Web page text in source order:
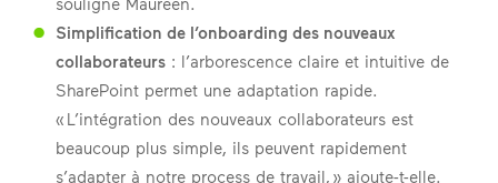
Simplification de l’onboarding des nouveaux
collaborateurs : l’arborescence claire et intuitive de
SharePoint permet une adaptation rapide.
« L’intégration des nouveaux collaborateurs est
beaucoup plus simple, ils peuvent rapidement
s’adapter à notre process de travail, » ajoute-t-elle.